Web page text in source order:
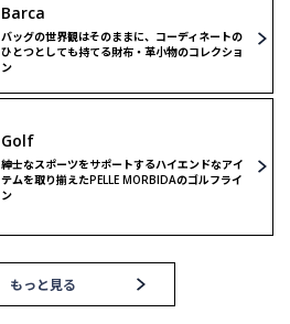
Barca
バッグの世界観はそのままに、コーディネートの
ひとつとしても持てる財布・革小物のコレクショ
ン
Golf
紳士なスポーツをサポートするハイエンドなアイ
テムを取り揃えたPELLE MORBIDAのゴルフライ
ン
もっと見る